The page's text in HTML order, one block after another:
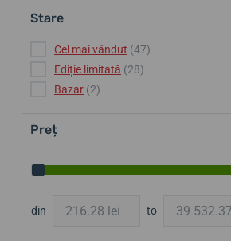
Stare
Cel mai vândut (47)
Ediție limitată (28)
Bazar (2)
Preț
din to